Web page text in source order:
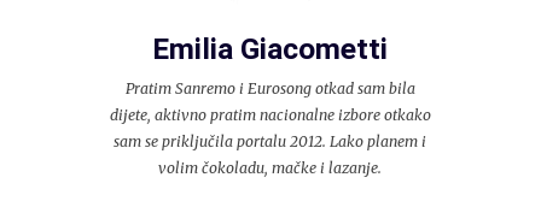
Emilia Giacometti
Pratim Sanremo i Eurosong otkad sam bila
dijete, aktivno pratim nacionalne izbore otkako
sam se priključila portalu 2012. Lako planem i
volim čokoladu, mačke i lazanje.